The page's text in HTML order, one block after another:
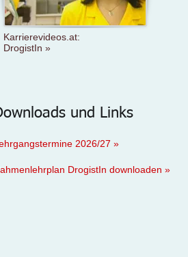
Karrierevideos.at:
DrogistIn »
und Links
2026/27 »
DrogistIn downloaden »